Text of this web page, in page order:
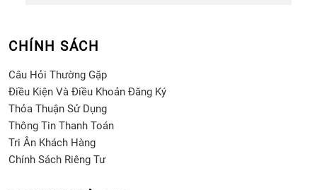
CHÍNH SÁCH
Câu Hỏi Thường Gặp
Điều Kiện Và Điều Khoản Đăng Ký
Thỏa Thuận Sử Dụng
Thông Tin Thanh Toán
Tri Ân Khách Hàng
Chính Sách Riêng Tư